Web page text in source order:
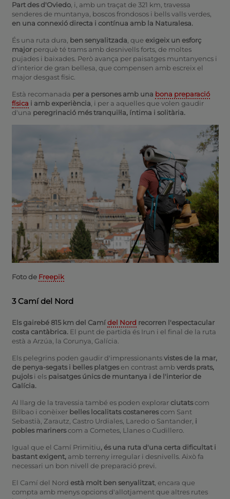
Part des d'Oviedo, i, amb un traçat de 321 km, travessa
senderes de muntanya, boscos frondosos i bells valls verdes,
en una connexió directa i contínua amb la Naturalesa.
És una ruta dura, ben senyalitzada, que exigeix un esforç
majorperquè té trams amb desnivells forts, de moltes
pujades i baixades. Però avança per paisatges muntanyencs i
d'interior de gran bellesa, que compensen amb escreix el
major desgast físic.
Està recomanada per a persones amb una bona preparació
física i amb experiència, i per a aquelles que volen gaudir
d'una peregrinació més tranquil·la, íntima i solitària.
Foto de Freepik
3 Camí del Nord
Els gairebé 815 km del Camídel Nord recorren l'espectacular
costa cantàbrica. El punt de partida és Irun i el final de la ruta
està a Arzúa, la Corunya, Galícia.
Els pelegrins poden gaudir d'impressionantsvistes de la mar,
de penya-segats i belles platgesen contrast amb verds prats,
pujolsi els paisatges únics de muntanya i de l'interior de
Galícia.
Al llarg de la travessia també es poden explorarciutatscom
Bilbao i conèixer belles localitats costanerescom Sant
Sebastià, Zarautz, Castro Urdiales, Laredo o Santander, i
pobles marinerscom a Cometes, Llanes o Cudillero.
Igual que el Camí Primitiu, és una ruta d'una certa dificultat i
bastant exigent,amb terreny irregular i desnivells. Això fa
necessari un bon nivell de preparació previ.
El Camí del Nord està molt ben senyalitzat, encara que
compta amb menys opcions d'allotjament que altres rutes